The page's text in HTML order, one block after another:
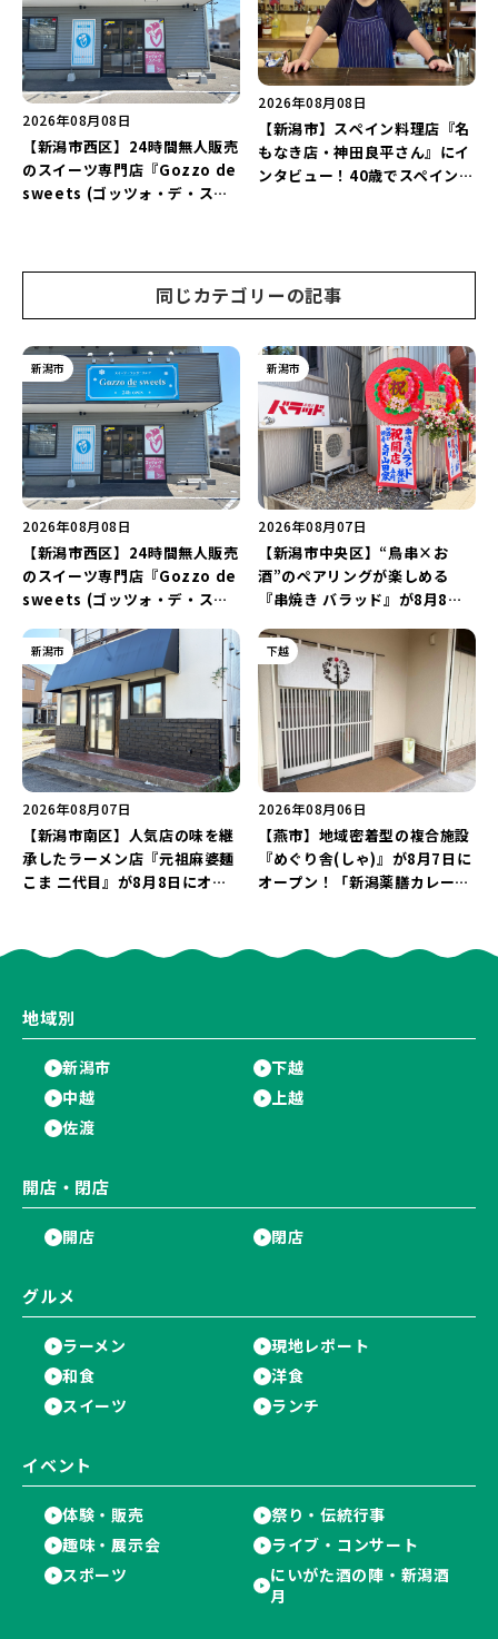
♪
2026年08月08日
【新潟市西区】24時間無人販売
のスイーツ専門店『Gozzo de
sweets (ゴッツォ・デ・スイ
2026年08月08日
【新潟市】スペイン料理店『名
もなき店・神田良平さん』にイ
ンタビュー！40歳でスペインへ
同じカテゴリーの記事
新潟市
2026年08月08日
【新潟市西区】24時間無人販売
のスイーツ専門店『Gozzo de
sweets (ゴッツォ・デ・スイ
店…。一部商品は姉妹店で販売
継続！
新潟市
2026年08月07日
【新潟市中央区】“鳥串×お
酒”のペアリングが楽しめる
『串焼き バラッド』が8月8日
インアップ♪
新潟市
2026年08月07日
【新潟市南区】人気店の味を継
承したラーメン店『元祖麻婆麺
こま 二代目』が8月8日にオー
下越
2026年08月06日
【燕市】地域密着型の複合施設
『めぐり舎(しゃ)』が8月7日に
オープン！「新潟薬膳カレー
う♪
地域別
新潟市
下越
中越
上越
佐渡
開店・閉店
開店 閉店
グルメ
ラーメン
現地レポート
和食
洋食
スイーツ
ランチ
イベント
体験・販売
祭り・伝統行事
趣味・展示会
ライブ・コンサート
スポーツ
にいがた酒の陣・新潟酒
月